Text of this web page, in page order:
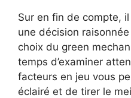
Sur en fin de compte,
une décision
choix du green
temps d’examiner
facteurs en jeu vous
éclairé et de tirer le